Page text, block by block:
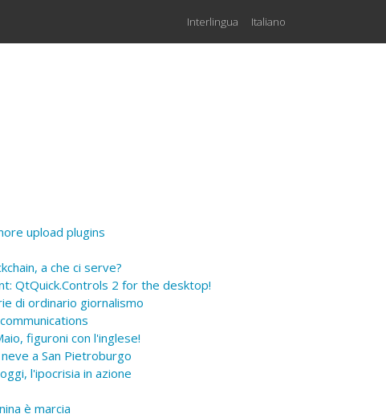
Interlingua Italiano
upload plugins
a che ci serve?
QtQuick.Controls 2 for the desktop!
di ordinario giornalismo
figuroni con l'inglese!
a San Pietroburgo
l'ipocrisia in azione
è marcia